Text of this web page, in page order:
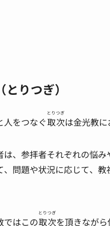
りつぎ）
人をつなぐ取次
とりつぎ
は金光教
は、参拝者それぞれの悩み
、問題や状況に応じて、
ではこの取次
とりつぎ
を頂きなが